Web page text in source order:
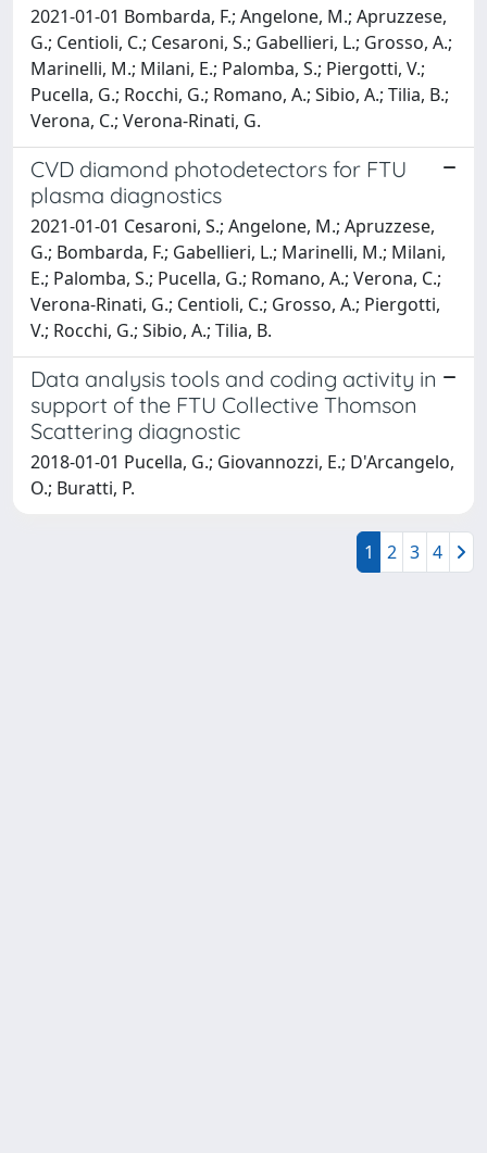
2021-01-01 Bombarda, F.; Angelone, M.; Apruzzese,
G.; Centioli, C.; Cesaroni, S.; Gabellieri, L.; Grosso, A.;
Marinelli, M.; Milani, E.; Palomba, S.; Piergotti, V.;
Pucella, G.; Rocchi, G.; Romano, A.; Sibio, A.; Tilia, B.;
Verona, C.; Verona-Rinati, G.
CVD diamond photodetectors for FTU
plasma diagnostics
2021-01-01 Cesaroni, S.; Angelone, M.; Apruzzese,
G.; Bombarda, F.; Gabellieri, L.; Marinelli, M.; Milani,
E.; Palomba, S.; Pucella, G.; Romano, A.; Verona, C.;
Verona-Rinati, G.; Centioli, C.; Grosso, A.; Piergotti,
V.; Rocchi, G.; Sibio, A.; Tilia, B.
Data analysis tools and coding activity in
support of the FTU Collective Thomson
Scattering diagnostic
2018-01-01 Pucella, G.; Giovannozzi, E.; D'Arcangelo,
O.; Buratti, P.
1 2 3 4